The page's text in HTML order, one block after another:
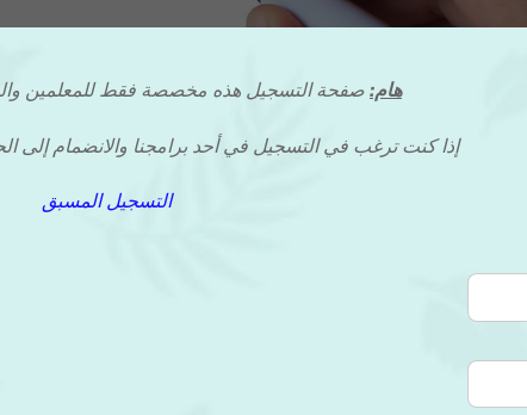
هام: صفحة التسجيل هذه مخصصة فقط للمعلمين
إذا كنت ترغب في التسجيل في أحد برامجنا والانضمام إلى
التسجيل المسبق